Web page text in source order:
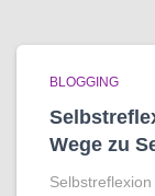
BLOGGING
Wege zu